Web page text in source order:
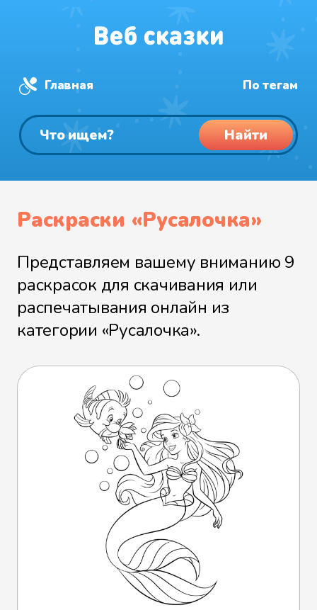
Главная По тегам
Найти
Раскраски «Русалочка»
Представляем вашему вниманию 9
раскрасок для скачивания или
распечатывания онлайн из
категории «Русалочка».